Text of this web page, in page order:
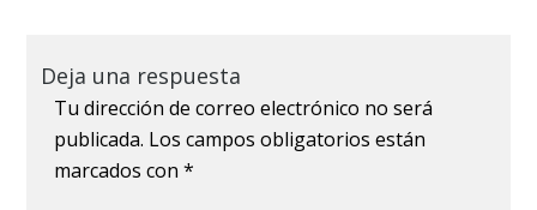
Deja una respuesta
Tu dirección de correo electrónico no será
publicada. Los campos obligatorios están
marcados con*